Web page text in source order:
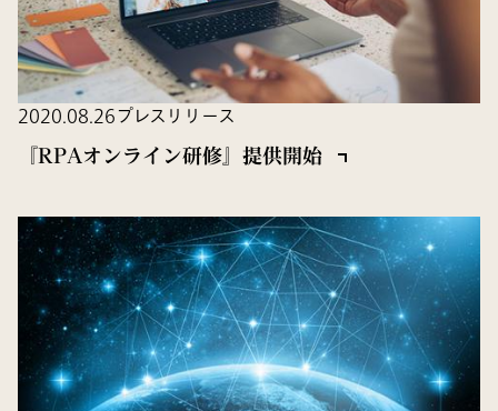
2020.08.26プレスリリース
『RPAオンライン研修』提供開始